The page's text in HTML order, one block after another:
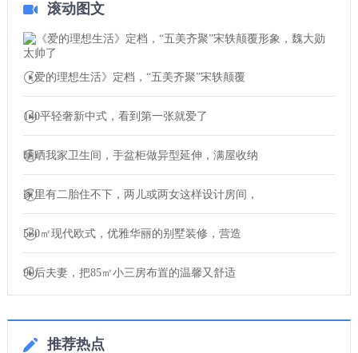
滚动图文
《爱的理想生活》定档，“五美齐聚”宋轶颠覆
140平轻奢新中式，看到第一张就爱了
晒晒我家卫生间，手盆柜做异型延伸，满屋收纳
家里有二胎住不下，两儿或两女这样设计房间，
530㎡现代欧式，优雅华丽的别墅装修，营造
90后夫妻，把85㎡小三房布置的温馨又舒适
推荐热点